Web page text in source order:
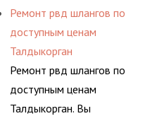
гидросистем Вашего
предприятия.
сервис РВД на разовой
основе либо на
условиях
долговременного
комплексного
обслуживания
Ремонт рвд шлангов по
доступным ценам
Талдыкорган
Ремонт рвд шлангов по
доступным ценам
Талдыкорган. Вы